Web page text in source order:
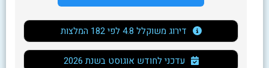
דירוג משוקלל 4.8 לפי 182 המלצות
2026 עדכני לחודש אוגוסט בשנת